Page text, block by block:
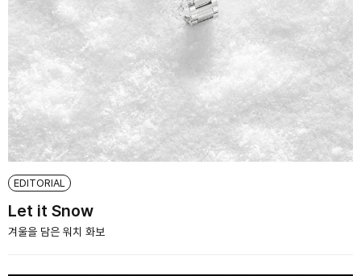
EDITORIAL
Let it Snow
겨울을 담은 워치 화보